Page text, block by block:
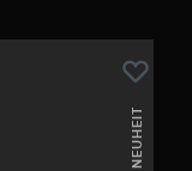
NEUHEIT